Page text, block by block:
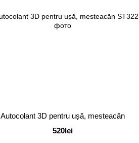
Autocolant 3D pentru ușă, mesteacăn
520lei